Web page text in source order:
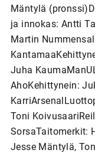
Mäntylä
ja innokas: Antti
Martin
Juha
AhoKehittynein:
Toni
SorsaTaitomerkit:
Jesse Mäntylä,